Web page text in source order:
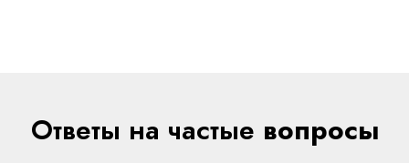
Ответы на частые вопросы